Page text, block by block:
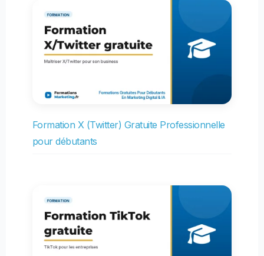
Formation X (Twitter) Gratuite Professionnelle
pour débutants